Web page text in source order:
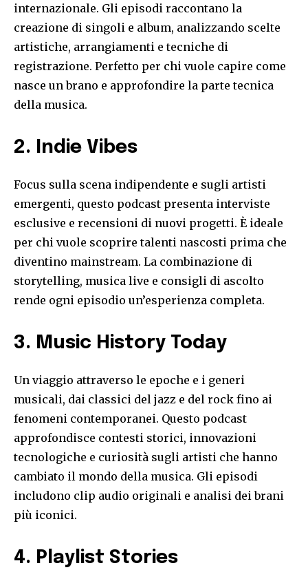
internazionale. Gli episodi raccontano la
creazione di singoli e album, analizzando scelte
artistiche, arrangiamenti e tecniche di
registrazione. Perfetto per chi vuole capire come
nasce un brano e approfondire la parte tecnica
della musica.
2. Indie Vibes
Focus sulla scena indipendente e sugli artisti
emergenti, questo podcast presenta interviste
esclusive e recensioni di nuovi progetti. È ideale
per chi vuole scoprire talenti nascosti prima che
diventino mainstream. La combinazione di
storytelling, musica live e consigli di ascolto
rende ogni episodio un’esperienza completa.
3. Music History Today
Un viaggio attraverso le epoche e i generi
musicali, dai classici del jazz e del rock fino ai
fenomeni contemporanei. Questo podcast
approfondisce contesti storici, innovazioni
tecnologiche e curiosità sugli artisti che hanno
cambiato il mondo della musica. Gli episodi
includono clip audio originali e analisi dei brani
più iconici.
4. Playlist Stories